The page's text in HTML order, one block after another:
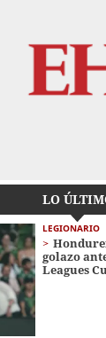
LO
LEGIONARIO
golazo
Leagues